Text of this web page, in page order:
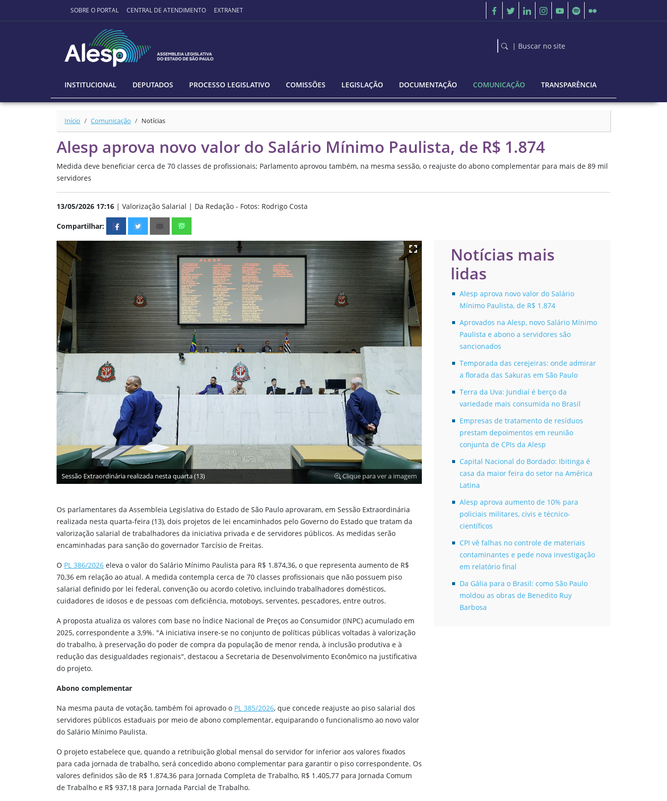
Ir para o conteúdo principal
SOBRE O PORTAL CENTRAL DE ATENDIMENTO EXTRANET
| Buscar no site
INSTITUCIONAL DEPUTADOS PROCESSO LEGISLATIVO COMISSÕES LEGISLAÇÃO DOCUMENTAÇÃO COMUNICAÇÃO TRANSPARÊNCIA
Início Comunicação Notícias
Alesp aprova novo valor do Salário Mínimo Paulista, de R$ 1.874
Medida deve beneficiar cerca de 70 classes de profissionais; Parlamento aprovou também, na mesma sessão, o reajuste do abono complementar para mais de 89 mil
servidores
13/05/2026 17:16 | Valorização Salarial | Da Redação - Fotos: Rodrigo Costa
Compartilhar:
Sessão Extraordinária realizada nesta quarta (13) Clique para ver a imagem
Os parlamentares da Assembleia Legislativa do Estado de São Paulo aprovaram, em Sessão Extraordinária
realizada nesta quarta-feira (13), dois projetos de lei encaminhados pelo Governo do Estado que tratam da
valorização salarial de trabalhadores da iniciativa privada e de servidores públicos. As medidas serão
encaminhadas para sanção do governador Tarcísio de Freitas.
O PL 386/2026 eleva o valor do Salário Mínimo Paulista para R$ 1.874,36, o que representa aumento de R$
70,36 em relação ao atual. A medida contempla cerca de 70 classes profissionais que não possuem piso
salarial definido por lei federal, convenção ou acordo coletivo, incluindo trabalhadores domésticos,
cuidadores de idosos e de pessoas com deficiência, motoboys, serventes, pescadores, entre outros.
A proposta atualiza os valores com base no Índice Nacional de Preços ao Consumidor (INPC) acumulado em
2025, correspondente a 3,9%. "A iniciativa insere-se no conjunto de políticas públicas voltadas à valorização
do trabalho, à preservação do poder de compra da população de menor renda, à inclusão produtiva e à
redução das desigualdades regionais", destacou a Secretaria de Desenvolvimento Econômico na justificativa
do projeto.
Abono complementar
Na mesma pauta de votação, também foi aprovado o PL 385/2026, que concede reajuste ao piso salarial dos
servidores públicos estaduais por meio de abono complementar, equiparando o funcionalismo ao novo valor
do Salário Mínimo Paulista.
O projeto estabelece que, quando a retribuição global mensal do servidor for inferior aos valores fixados
para cada jornada de trabalho, será concedido abono complementar para garantir o piso correspondente. Os
valores definidos são de R$ 1.874,36 para Jornada Completa de Trabalho, R$ 1.405,77 para Jornada Comum
de Trabalho e R$ 937,18 para Jornada Parcial de Trabalho.
Notícias mais
lidas
Alesp aprova novo valor do Salário
Mínimo Paulista, de R$ 1.874
Aprovados na Alesp, novo Salário Mínimo
Paulista e abono a servidores são
sancionados
Temporada das cerejeiras: onde admirar
a florada das Sakuras em São Paulo
Terra da Uva: Jundiaí é berço da
variedade mais consumida no Brasil
Empresas de tratamento de resíduos
prestam depoimentos em reunião
conjunta de CPIs da Alesp
Capital Nacional do Bordado: Ibitinga é
casa da maior feira do setor na América
Latina
Alesp aprova aumento de 10% para
policiais militares, civis e técnico-
científicos
CPI vê falhas no controle de materiais
contaminantes e pede nova investigação
em relatório final
Da Gália para o Brasil: como São Paulo
moldou as obras de Benedito Ruy
Barbosa